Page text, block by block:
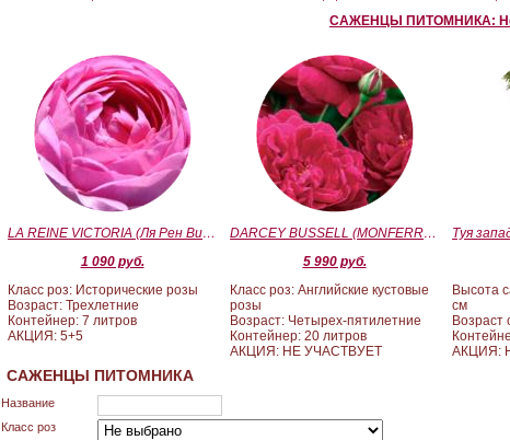
САЖЕНЦЫ ПИТОМНИКА:
LA REINE VICTORIA (Ля Рен Виктория)
1 090 руб.
Класс роз: Исторические розы
Возраст: Трехлетние
Контейнер: 7 литров
АКЦИЯ: 5+5
DARCEY BUSSELL (MONFERRATO) (Дарси Басл)
5 990 руб.
Класс роз: Английские кустовые
розы
Возраст: Четырех-пятилетние
Контейнер: 20 литров
АКЦИЯ: НЕ УЧАСТВУЕТ
Высота
см
Возраст
АКЦИЯ:
САЖЕНЦЫ ПИТОМНИКА
Название
Класс роз